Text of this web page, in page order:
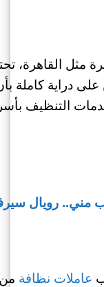
مثل القاهرة،
على دراية كاملة
خدمات التنظيف
مني.. رويال
عاملات نظافة